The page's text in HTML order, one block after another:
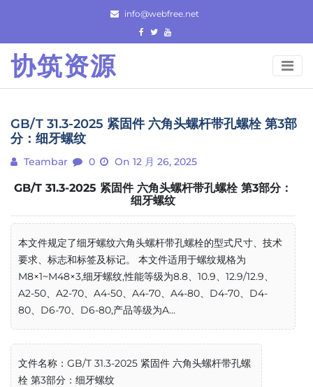
content
info@webfree.net
协筑资源
GB/T 31.3-2025 紧固件 六角头螺杆带孔螺栓 第3部
分：细牙螺纹
Teambar 0 On 12 月 26, 2025
GB/T 31.3-2025 紧固件 六角头螺杆带孔螺栓 第3部分：
细牙螺纹
本文件规定了细牙螺纹六角头螺杆带孔螺栓的型式尺寸、技术
要求、标志和标签及标记。 本文件适用于螺纹规格为
M8×1~M48×3,细牙螺纹,性能等级为8.8、10.9、12.9/12.9、
A2-50、A2-70、A4-50、A4-70、A4-80、D4-70、D4-
80、D6-70、D6-80,产品等级为A...
文件名称：GB/T 31.3-2025 紧固件 六角头螺杆带孔螺
栓 第3部分：细牙螺纹